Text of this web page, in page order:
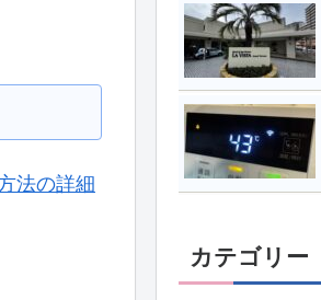
法の詳細
カテゴリー